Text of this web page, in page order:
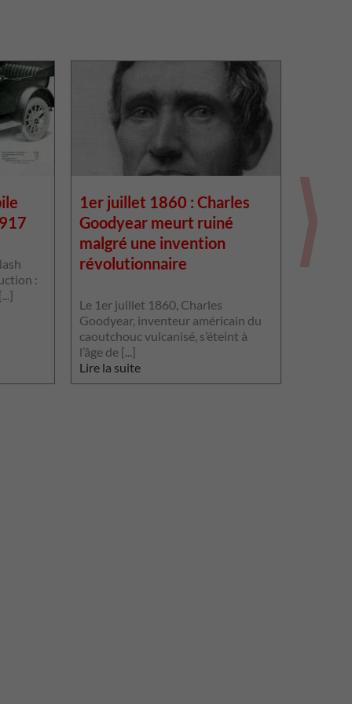
:
1er juillet 1860 : Charles
Goodyear meurt ruiné
malgré une invention
révolutionnaire
Le 1er juillet 1860, Charles
Goodyear, inventeur américain du
caoutchouc vulcanisé, s’éteint à
l’âge de [...]
Lire la suite
Ray
Wasp